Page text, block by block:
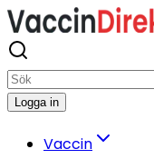
Logga in
Vaccin